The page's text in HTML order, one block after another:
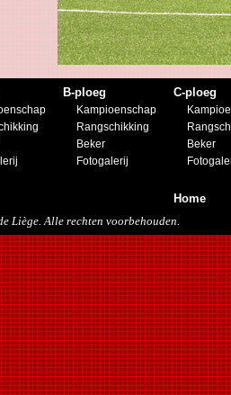
B-ploeg
Kampioenschap
Rangschikking
Beker
Fotogalerij
C-ploeg
Beker
Home
Liège. Alle rechten voorbehouden.